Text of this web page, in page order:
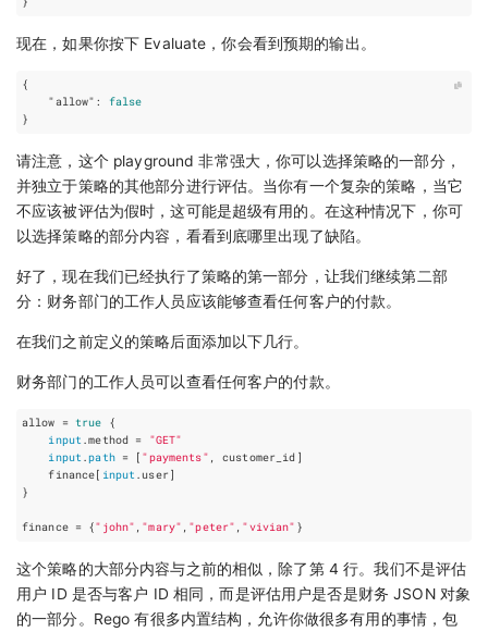
现在，如果你按下 Evaluate，你会看到预期的输出。
{
"allow" :
false
}
请注意，这个 playground 非常强大，你可以选择策略的一部分，
并独立于策略的其他部分进行评估。当你有一个复杂的策略，当它
不应该被评估为假时，这可能是超级有用的。在这种情况下，你可
以选择策略的部分内容，看看到底哪里出现了缺陷。
好了，现在我们已经执行了策略的第一部分，让我们继续第二部
分：财务部门的工作人员应该能够查看任何客户的付款。
在我们之前定义的策略后面添加以下几行。
财务部门的工作人员可以查看任何客户的付款。
allow = true {
input.method =
"GET"
input.path = [ "payments" , customer_id]
    finance[
input.user]
}
finance = {"john" , "mary" , "peter" , "vivian"
这个策略的大部分内容与之前的相似，除了第 4 行。我们不是评估
用户 ID 是否与客户 ID 相同，而是评估用户是否是财务 JSON 对象
的一部分。Rego 有很多内置结构，允许你做很多有用的事情，包